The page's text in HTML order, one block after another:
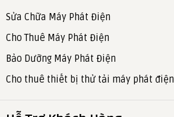
Sửa Chữa Máy Phát Điện
Cho Thuê Máy Phát Điện
Bảo Dưỡng Máy Phát Điện
Cho thuê thiết bị thử tải máy phát điện